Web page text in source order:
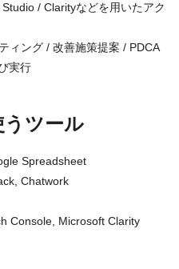
/ Clarityなどを用いたアク
ィング / 改善施策提案 / PDCA
実行
うツール
Spreadsheet
Chatwork
Console, Microsoft Clarity